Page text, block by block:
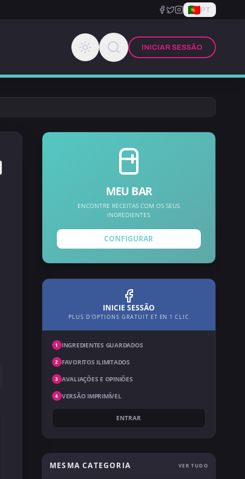
PT
INICIAR SESSÃO
MEU BAR
ENCONTRE RECEITAS COM OS SEUS
INGREDIENTES
CONFIGURAR
INICIE SESSÃO
PLUS D'OPTIONS GRATUIT ET EN 1 CLIC
1 INGREDIENTES GUARDADOS
2 FAVORITOS ILIMITADOS
3 AVALIAÇÕES E OPINIÕES
4 VERSÃO IMPRIMÍVEL
ENTRAR
MESMA CATEGORIA VER TUDO